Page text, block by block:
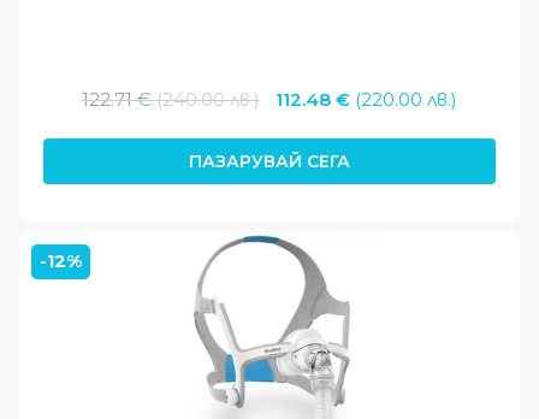
122.71€ (240.00 лв.)
Original
was:
122.71 €
лв.).
112.48€ (220.00 лв.)
112.48 €
ПАЗАРУВАЙ СЕГА
-12%